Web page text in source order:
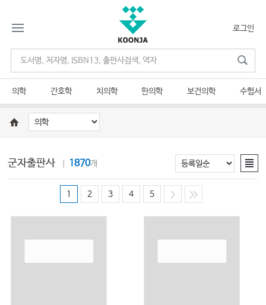
로그인
의학 간호학 치의학 한의학 보건의학 수험서
군자출판사 1870개
1 2 3 4 5